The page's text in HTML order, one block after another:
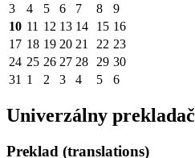
3
4 5 6 7 8
9
10 11 12 13 14 15 16
17 18 19 20 21 22 23
24 25 26 27 28 29 30
31 1 2 3 4 5 6
Univerzálny prekladač
Preklad (translations)